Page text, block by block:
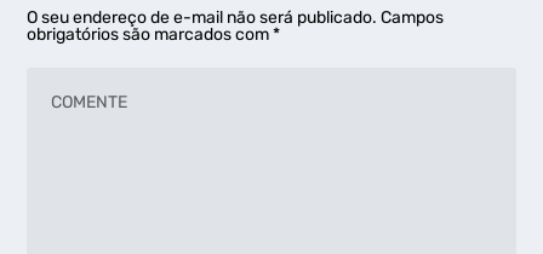
O seu endereço de e-mail não será publicado. Campos
obrigatórios são marcados com*